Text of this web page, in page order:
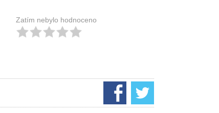
Zatím nebylo hodnoceno